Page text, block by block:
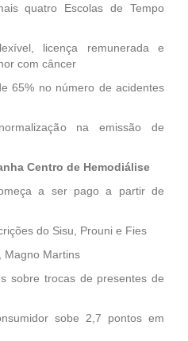
quatro Escolas de Tempo
licença remunerada e
com câncer
65% no número de acidentes
na emissão de
Centro de Hemodiálise
a ser pago a partir de
do Sisu, Prouni e Fies
Magno Martins
sobre trocas de presentes de
sobe 2,7 pontos em